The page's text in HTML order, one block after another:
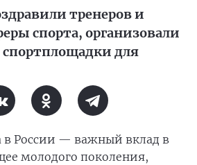
тренеров и
спорта, организовали
для
в России — важный вклад в
молодого поколения,